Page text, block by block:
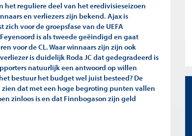
het reguliere deel van het eredivisieseizoen
en verliezers zijn bekend. Ajax is
voor de groepsfase van de UEFA
is als tweede geëindigd en gaat
voor de CL. Waar winnaars zijn zijn ook
is duidelijk Roda JC dat gedegradeerd is
natuurlijk een antwoord op willen
bestuur het budget wel juist besteed? De
dat met een hoge begroting punten vallen
zinloos is en dat Finnbogason zijn geld